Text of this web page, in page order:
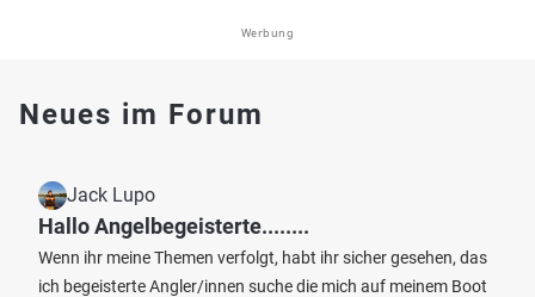
Werbung
Neues im Forum
Jack Lupo
Hallo Angelbegeisterte........
Wenn ihr meine Themen verfolgt, habt ihr sicher gesehen, das
ich begeisterte Angler/innen suche die mich auf meinem Boot